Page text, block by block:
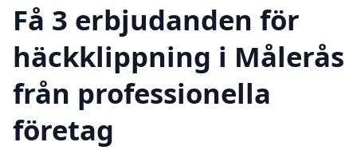
Få 3 erbjudanden för
häckklippning i Målerås
från professionella
företag